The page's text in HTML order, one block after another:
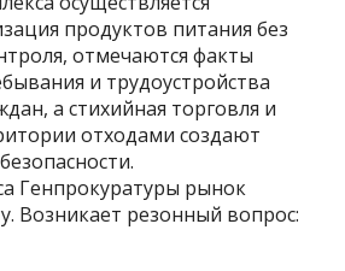
продуктов питания без
отмечаются факты
и трудоустройства
а стихийная торговля и
отходами создают
Генпрокуратуры рынок
Возникает резонный вопрос: